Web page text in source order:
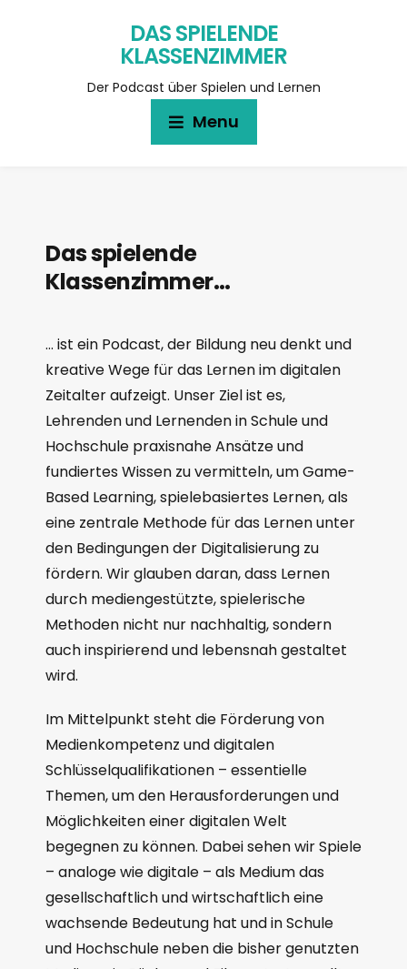
DAS SPIELENDE
KLASSENZIMMER
Der Podcast über Spielen und Lernen
Menu
Das spielende
Klassenzimmer…
… ist ein Podcast, der Bildung neu denkt und
kreative Wege für das Lernen im digitalen
Zeitalter aufzeigt. Unser Ziel ist es,
Lehrenden und Lernenden in Schule und
Hochschule praxisnahe Ansätze und
fundiertes Wissen zu vermitteln, um Game-
Based Learning, spielebasiertes Lernen, als
eine zentrale Methode für das Lernen unter
den Bedingungen der Digitalisierung zu
fördern. Wir glauben daran, dass Lernen
durch mediengestützte, spielerische
Methoden nicht nur nachhaltig, sondern
auch inspirierend und lebensnah gestaltet
wird.
Im Mittelpunkt steht die Förderung von
Medienkompetenz und digitalen
Schlüsselqualifikationen – essentielle
Themen, um den Herausforderungen und
Möglichkeiten einer digitalen Welt
begegnen zu können. Dabei sehen wir Spiele
– analoge wie digitale – als Medium das
gesellschaftlich und wirtschaftlich eine
wachsende Bedeutung hat und in Schule
und Hochschule neben die bisher genutzten